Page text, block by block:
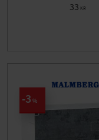
favorites
33 KR
3 %